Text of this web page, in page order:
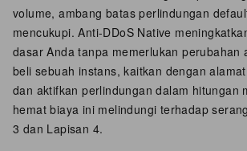
volume, ambang batas perlindungan
mencukupi. Anti-DDoS Native
dasar Anda tanpa memerlukan
beli sebuah instans, kaitkan dengan
dan aktifkan perlindungan dalam hitungan
hemat biaya ini melindungi terhadap
3 dan Lapisan 4.